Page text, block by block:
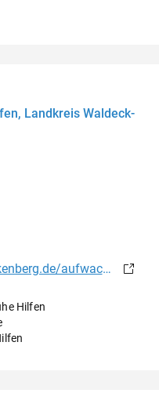
Landkreis Waldeck-
www.landkreis-waldeck-frankenberg.de/aufwachsen-weiterentwickeln/familie-foerdern/start-ins-leben/
Hilfen